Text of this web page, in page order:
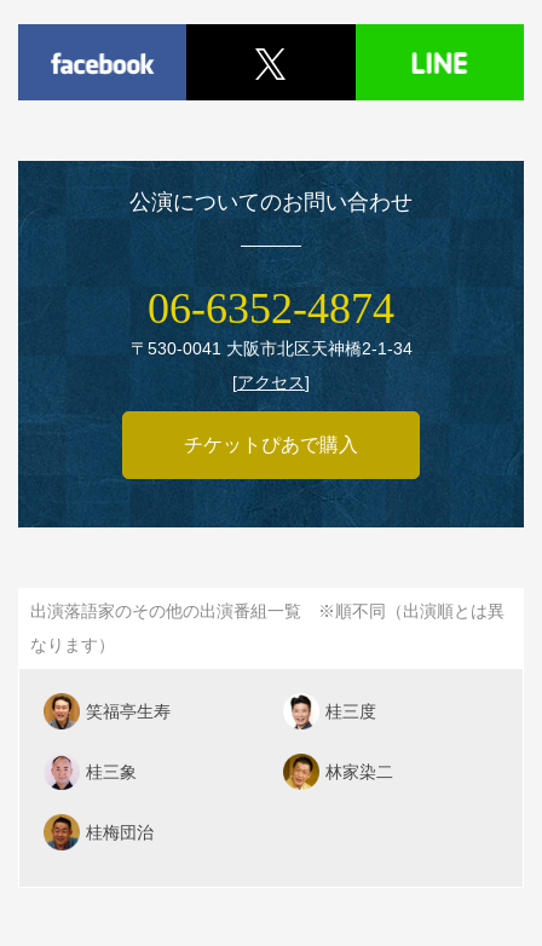
公演についてのお問い合わせ
06‑6352‑4874
〒530‑0041 大阪市北区天神橋2‑1‑34
[アクセス]
チケットぴあで購入
出演落語家のその他の出演番組一覧 ※順不同（出演順とは異
なります）
笑福亭生寿 桂三度
桂三象 林家染二
桂梅団治